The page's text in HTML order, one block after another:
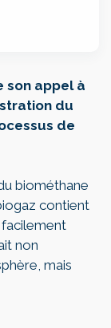
son appel à
du
de
biométhane
contient
facilement
non
mais